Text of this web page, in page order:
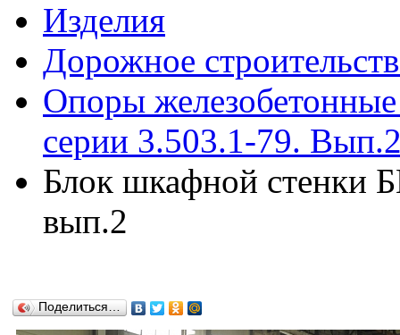
Изделия
Дорожное
Опоры
серии 3.503.1-79.
Блок шкафной стенки
вып.2
Поделиться…